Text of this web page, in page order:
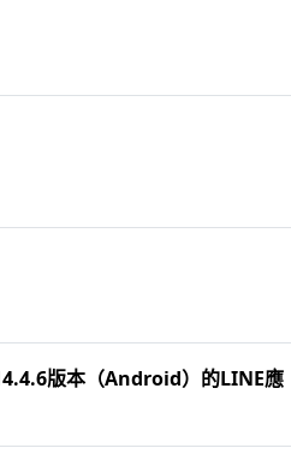
版本（Android）的LINE應